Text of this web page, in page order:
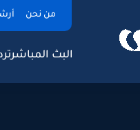
من نحن
البث المباشر